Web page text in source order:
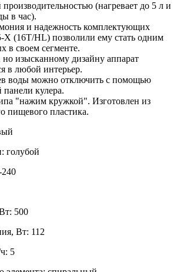
(нагревает до 5 л и
в час).
и надежность комплектующих
X (16T/HL) позволили ему стать одним
в своем сегменте.
но изысканному дизайну аппарат
в любой интерьер.
воды можно отключить с помощью
панели кулера.
"нажим кружкой". Изготовлен из
пищевого пластика.
голубой
500
Вт: 112
5